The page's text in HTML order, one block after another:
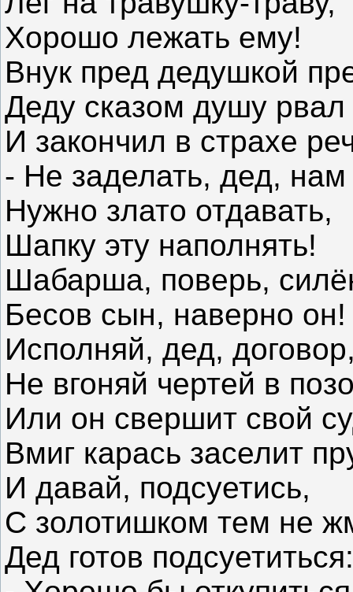
Хорошо лежать ему!
Внук пред дедушкой
Деду сказом душу рвал
И закончил в страхе
- Не заделать, дед, нам
Нужно злато отдавать,
Шапку эту наполнять!
Шабарша, поверь,
Бесов сын, наверно он!
Исполняй, дед,
Не вгоняй чертей в
Или он свершит свой
Вмиг карась заселит
И давай, подсуетись,
С золотишком тем не
Дед готов подсуетиться: